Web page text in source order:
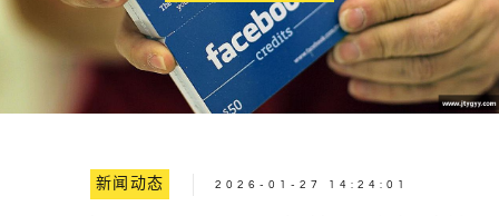
新闻动态 2026-01-27 14:24:01